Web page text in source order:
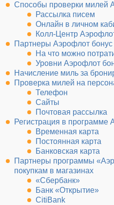
Способы проверки милей
Рассылка писем
Онлайн в личном
Колл-Центр
Партнеры Аэрофлот бонус
На что можно
Уровни Аэрофлот
Начисление миль за
Проверка милей на
Телефон
Сайты
Почтовая рассылка
Регистрация в программе
Временная карта
Постоянная карта
Банковская карта
Партнеры программы
покупкам в магазинах
«Сбербанк»
Банк «Открытие»
CitiBank